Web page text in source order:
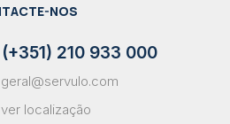
NOS
(+351) 210 933 000
geral@servulo.com
ver localização